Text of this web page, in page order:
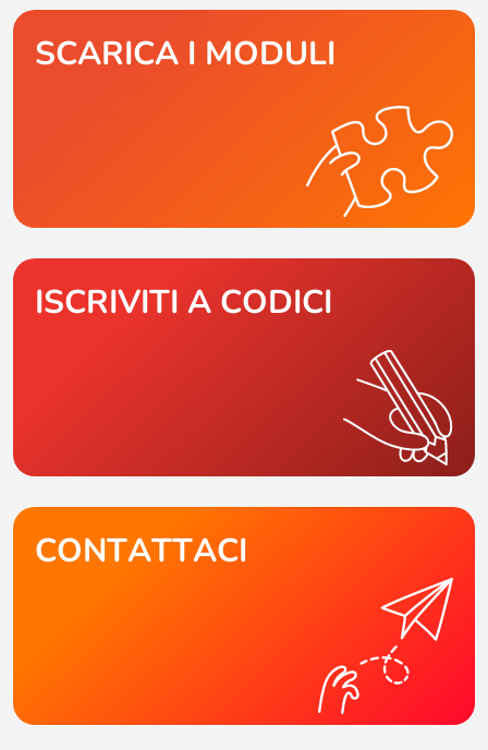
SCARICA I MODULI
ISCRIVITI A CODICI
CONTATTACI